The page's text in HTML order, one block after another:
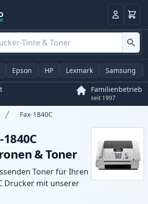
Anmelden
Epson HP Lexmark Samsung
Familienbetrieb
seit 1997
Fax-1840C
& Toner
Toner für Ihren
Drucker mit unserer
und XL-Patronen.